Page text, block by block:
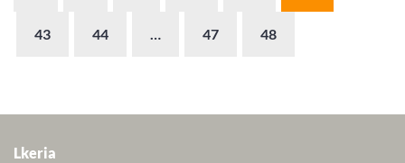
43 44 … 47 48
Lkeria